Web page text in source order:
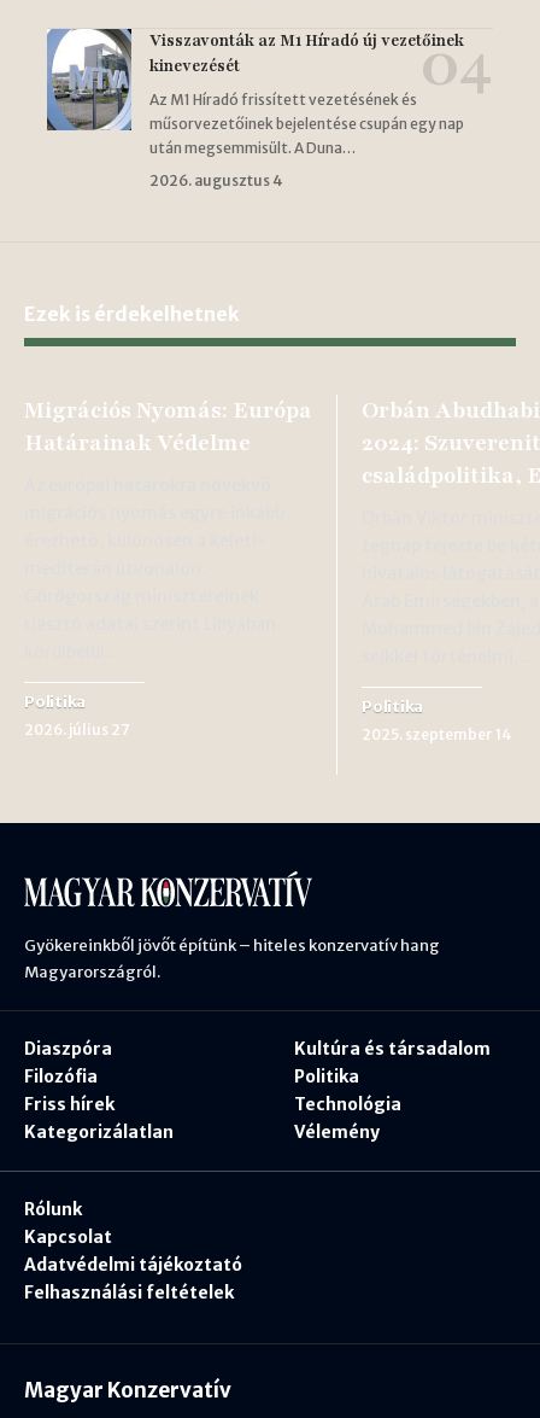
Visszavonták az M1 Híradó új vezetőinek
kinevezését
Az M1 Híradó frissített vezetésének és
műsorvezetőinek bejelentése csupán egy nap
után megsemmisült. A Duna…
2026. augusztus 4
Ezek is érdekelhetnek
Migrációs Nyomás: Európa
Határainak Védelme
Politika
2026. július 27
Orbán
2024:
családpolitika,
Politika
2025. szeptember 14
Gyökereinkből jövőt építünk – hiteles konzervatív hang
Magyarországról.
Diaszpóra
Filozófia
Friss hírek
Kategorizálatlan
Kultúra és társadalom
Politika
Technológia
Vélemény
Rólunk
Kapcsolat
Adatvédelmi tájékoztató
Felhasználási feltételek
Magyar Konzervatív